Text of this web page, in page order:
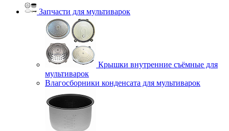
Запчасти для мультиварок
Крышки внутренние съёмные для
мультиварок
Влагосборники конденсата для мультиварок